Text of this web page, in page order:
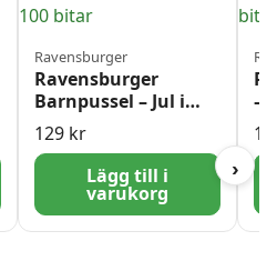
Ravensburger
Ravensburger
Barnpussel – Jul i
skogen 100 bitar
129 kr
Lägg till i
varukorg
–
›